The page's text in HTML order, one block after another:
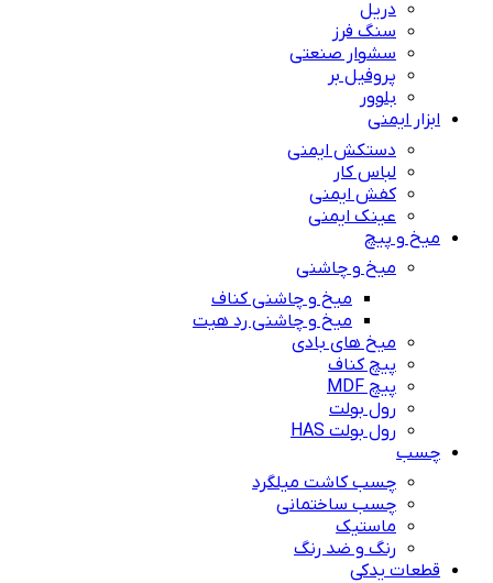
دریل
سنگ فرز
سشوار صنعتی
پروفیل بر
بلوور
ابزار ایمنی
دستکش ایمنی
لباس کار
کفش ایمنی
عینک ایمنی
میخ و پیچ
میخ و چاشنی
میخ و چاشنی کناف
میخ و چاشنی رد هیت
میخ های بادی
پیچ کناف
پیچ MDF
رول بولت
رول بولت HAS
چسب
چسب کاشت میلگرد
چسب ساختمانی
ماستیک
رنگ و ضد رنگ
قطعات یدکی